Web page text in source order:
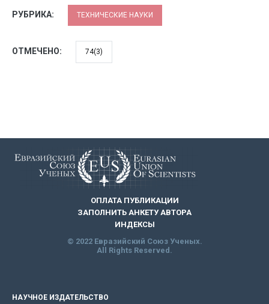
РУБРИКА: ТЕХНИЧЕСКИЕ НАУКИ
ОТМЕЧЕНО: 74(3)
ОПЛАТА ПУБЛИКАЦИИ
ЗАПОЛНИТЬ АНКЕТУ АВТОРА
ИНДЕКСЫ
© 2022 Евразийский Союз Ученых.
All Rights Reserved.
НАУЧНОЕ ИЗДАТЕЛЬСТВО